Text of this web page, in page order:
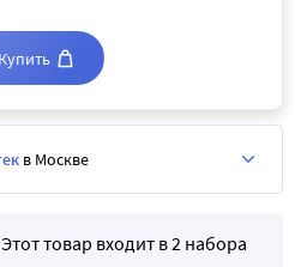
Этот товар входит в 2 набора
Купить
в Москве